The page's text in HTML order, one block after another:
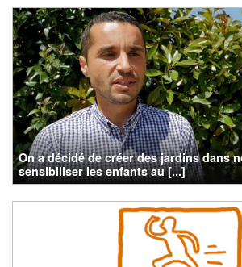
On a décidé de créer des jardins dans
sensibiliser les enfants au [...]